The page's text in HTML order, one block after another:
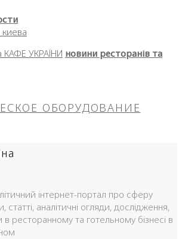
УКРАЇНИ новини ресторанів та
ОБОРУДОВАНИЕ
інтернет-портал про сферу
статті, аналітичні огляди, дослідження,
в ресторанному та готельному бізнесі в